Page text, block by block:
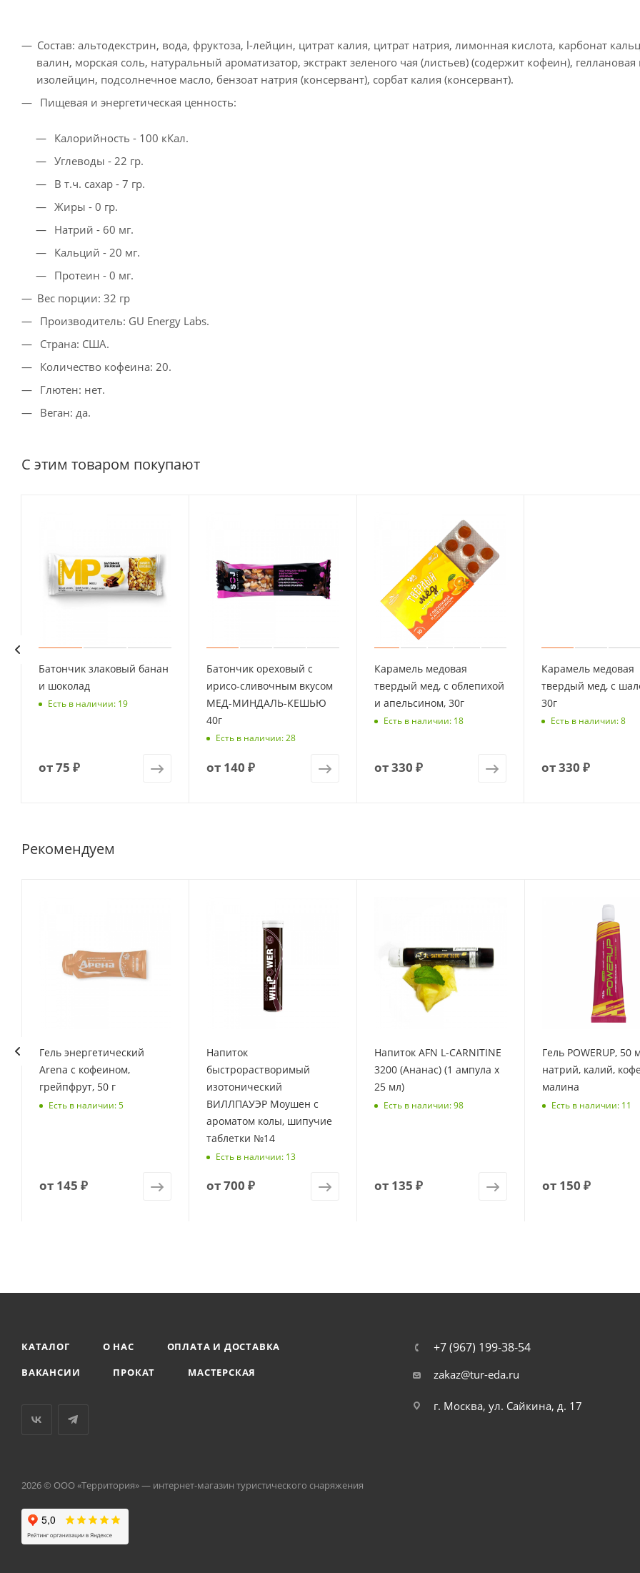
Состав: альтодекстрин, вода, фруктоза, l-лейцин, цитрат калия, цитрат натрия, лимонная кислота, карбонат
валин, морская соль, натуральный ароматизатор, экстракт зеленого чая (листьев) (содержит кофеин),
изолейцин, подсолнечное масло, бензоат натрия (консервант), сорбат калия (консервант).
Пищевая и энергетическая ценность:
Калорийность - 100 кКал.
Углеводы - 22 гр.
В т.ч. сахар - 7 гр.
Жиры - 0 гр.
Натрий - 60 мг.
Кальций - 20 мг.
Протеин - 0 мг.
Вес порции: 32 гр
Производитель: GU Energy Labs.
Страна: США.
Количество кофеина: 20.
Глютен: нет.
Веган: да.
С этим товаром покупают
Батончик злаковый банан
и шоколад
Есть в наличии: 19
от75 ₽
Батончик ореховый с
ирисо-сливочным вкусом
МЕД-МИНДАЛЬ-КЕШЬЮ
40г
Есть в наличии: 28
от 140 ₽
Карамель медовая
твердый мед, с облепихой
и апельсином, 30г
Есть в наличии: 18
от330 ₽
Карамель медовая
твердый мед, с
30г
Есть в наличии: 8
от330 ₽
Рекомендуем
Гель энергетический
Arena с кофеином,
грейпфрут, 50 г
Есть в наличии: 5
от 145 ₽
Напиток
быстрорастворимый
изотонический
ВИЛЛПАУЭР Моушен с
ароматом колы, шипучие
таблетки №14
Есть в наличии: 13
от700 ₽
Напиток AFN L-CARNITINE
3200 (Ананас) (1 ампула х
25 мл)
Есть в наличии: 98
от 135 ₽
Гель POWERUP, 50
натрий, калий,
малина
Есть в наличии: 11
от 150 ₽
КАТАЛОГ О НАС
ОПЛАТА И ДОСТАВКА
ВАКАНСИИ
ПРОКАТ МАСТЕРСКАЯ
+7 (967) 199-38-54
zakaz@tur-eda.ru
г. Москва, ул. Сайкина, д. 17
2026 © ООО «Территория» — интернет-магазин туристического снаряжения